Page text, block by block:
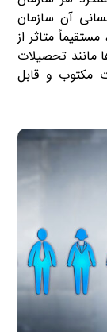
آن سازمان
متاثر از
مانند تحصیلات
مکتوب و قابل